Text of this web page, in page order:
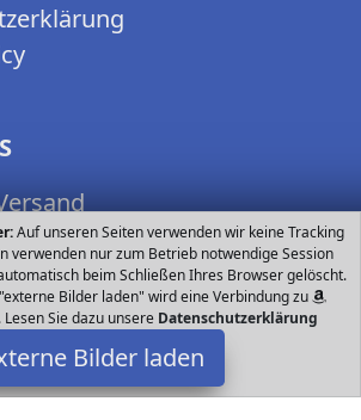
Auf unseren Seiten verwenden wir keine Tracking
verwenden nur zum Betrieb notwendige Session
beim Schließen Ihres Browser gelöscht.
Bilder laden" wird eine Verbindung zu
Sie dazu unsere Datenschutzerklärung
Bilder laden
finden